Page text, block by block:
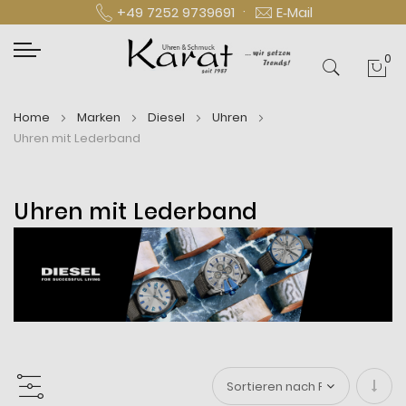
+49 7252 9739691 · E‑Mail
0
Home Marken Diesel
Uhren
Uhren mit Lederband
Uhren mit Lederband